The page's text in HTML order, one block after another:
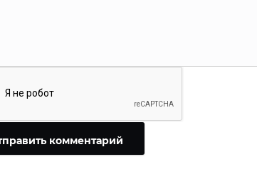
комментарий